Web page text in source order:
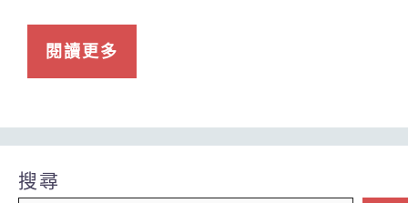
閱讀更多
搜尋